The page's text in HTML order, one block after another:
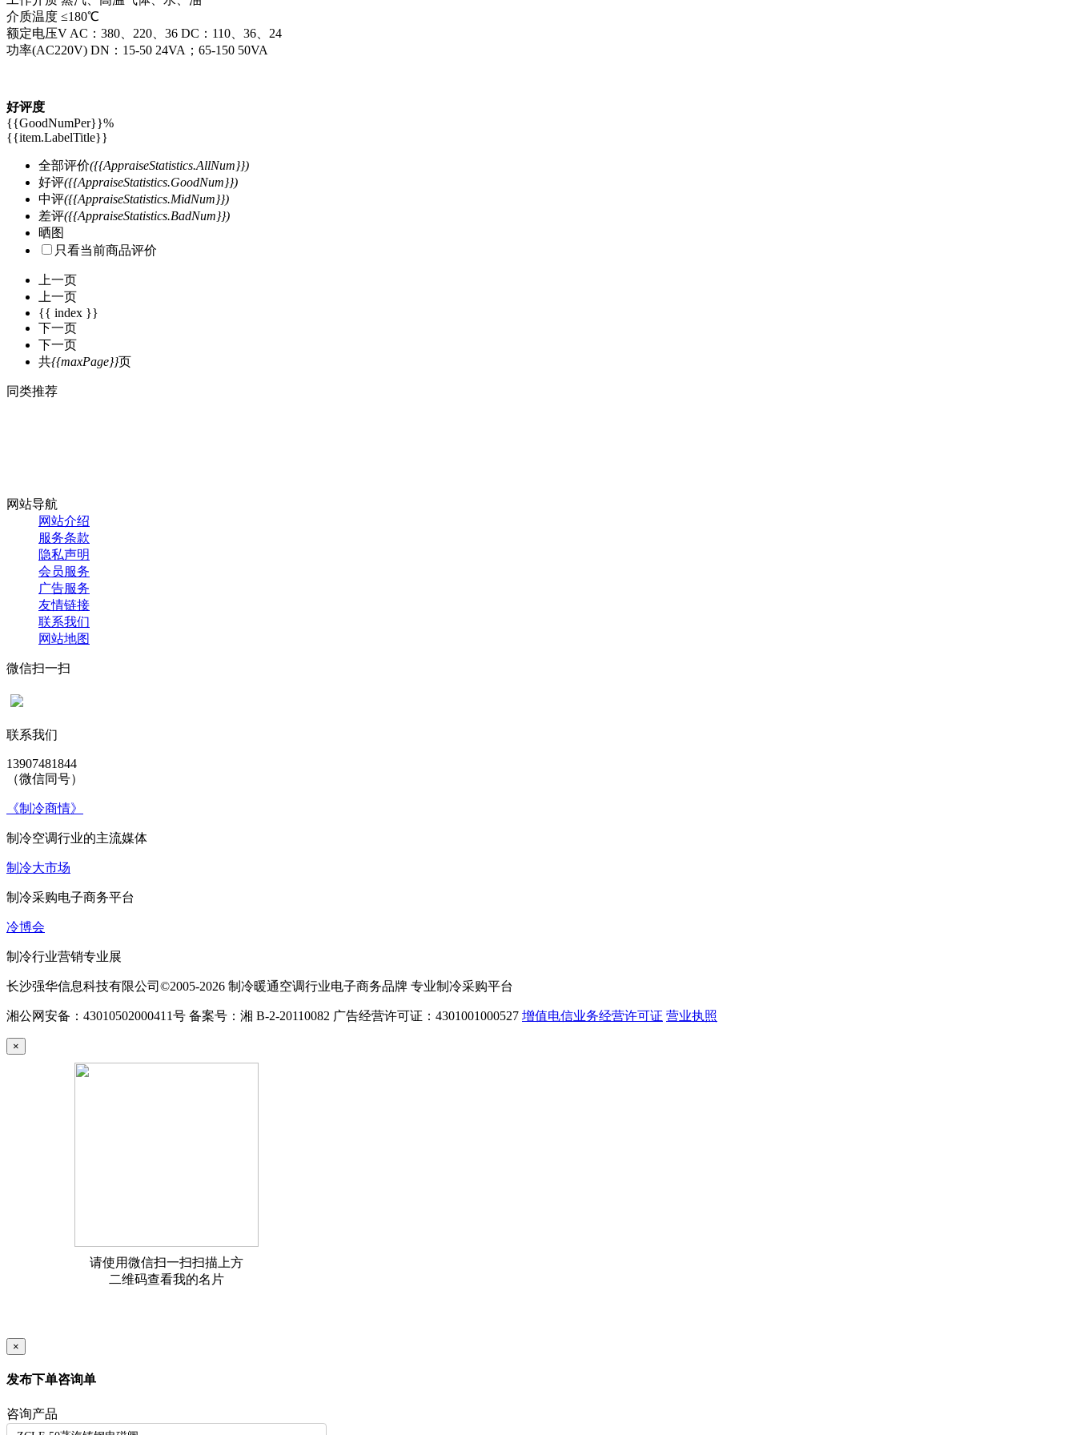
介质温度 ≤180℃
额定电压V AC：380、220、36 DC：110、36、24
功率(AC220V) DN：15-50 24VA；65-150 50VA
好评度
{{GoodNumPer}}%
{{item.LabelTitle}}
全部评价({{AppraiseStatistics.AllNum}})
好评({{AppraiseStatistics.GoodNum}})
中评({{AppraiseStatistics.MidNum}})
差评({{AppraiseStatistics.BadNum}})
晒图
只看当前商品评价
上一页
上一页
{{ index }}
下一页
下一页
共{{maxPage}}页
同类推荐
网站导航
网站介绍
服务条款
隐私声明
会员服务
广告服务
友情链接
联系我们
网站地图
微信扫一扫
联系我们
13907481844
（微信同号）
《制冷商情》
制冷空调行业的主流媒体
制冷大市场
制冷采购电子商务平台
冷博会
制冷行业营销专业展
长沙强华信息科技有限公司©2005-2026 制冷暖通空调行业电子商务品牌 专业制冷采购平台
湘公网安备：43010502000411号 备案号：湘 B-2-20110082 广告经营许可证：4301001000527 增值电信业务经营许可证 营业执照
×
×
发布下单咨询单
咨询产品